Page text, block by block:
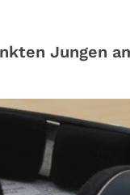
Jungen